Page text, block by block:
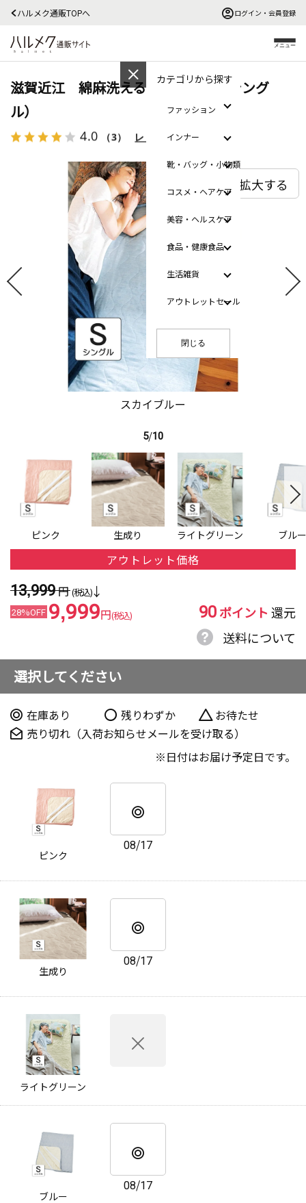
ハルメク通販TOPへ ログイン・会員登録
メニュー
カテゴリから探す
ファッション
インナー
靴・バッグ・小物類
コスメ・ヘアケア
美容・ヘルスケア
食品・健康食品
生活雑貨
アウトレットセール
閉じる
滋賀近江 綿麻洗える敷きパッド（シング
ル）
4.0 （3） レビューを見る
スカイブルー
拡大する
5/10
ピンク 生成り ライトグリーン ブル
アウトレット価格
13,999円 (税込)
28%OFF 9,999円(税込) 90ポイント 還元
送料について
選択してください
在庫あり 残りわずか
お待たせ
売り切れ（入荷お知らせメールを受け取る）
日付はお届け予定日です。
ピンク
08/17
生成り
08/17
ライトグリーン
ブルー
08/17